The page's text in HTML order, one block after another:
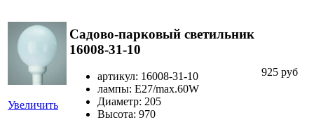
Увеличить
Садово-парковый светильник
16008-31-10
артикул: 16008-31-10
лампы: E27/max.60W
Диаметр: 205
Высота: 970
925 руб